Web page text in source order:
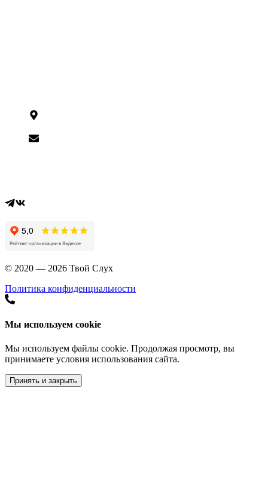
© 2020 — 2026 Твой Слух
Политика конфиденциальности
Мы используем cookie
Мы используем файлы cookie. Продолжая просмотр, вы
принимаете условия использования сайта.
Принять и закрыть